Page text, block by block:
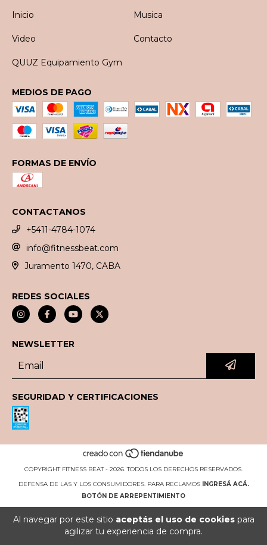
Al navegar por este sitio aceptás el uso de cookiespara
agilizar tu experiencia de compra.
Inicio
Musica
Video Contacto
QUUZ Equipamiento Gym
MEDIOS DE PAGO
FORMAS DE ENVÍO
CONTACTANOS
+5411-4784-1074
info@fitnessbeat.com
Juramento 1470, CABA
REDES SOCIALES
NEWSLETTER
SEGURIDAD Y CERTIFICACIONES
COPYRIGHT FITNESS BEAT - 2026. TODOS LOS DERECHOS RESERVADOS.
DEFENSA DE LAS Y LOS CONSUMIDORES. PARA RECLAMOS INGRESÁ ACÁ.
BOTÓN DE ARREPENTIMIENTO